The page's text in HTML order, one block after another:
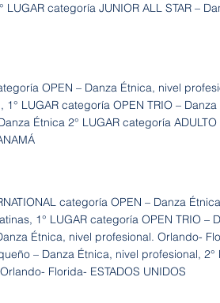
categoría JUNIOR ALL STAR –
OPEN – Danza Étnica, nivel
LUGAR categoría OPEN TRIO –
Étnica 2° LUGAR categoría
categoría OPEN – Danza
1° LUGAR categoría OPEN TRIO –
Étnica, nivel profesional. Orlando-
– Danza Étnica, nivel profesional,
Florida- ESTADOS UNIDOS